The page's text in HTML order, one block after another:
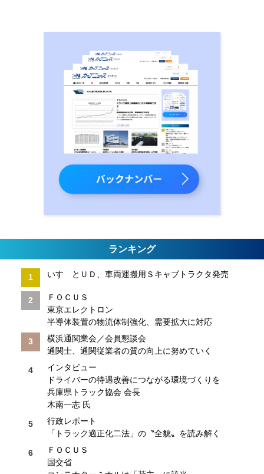
ランキング
いすゞとＵＤ、車両運搬用Ｓキャブトラクタ発売
ＦＯＣＵＳ
東京エレクトロン
半導体装置の物流体制強化、需要拡大に対応
横浜通関業会／会員懇談会
通関士、通関従業者の質の向上に努めていく
インタビュー
ドライバーの待遇改善につながる環境づくりを
兵庫県トラック協会 会長
木南一志 氏
行政レポート
「トラック適正化二法」の〝全貌〟を読み解く
ＦＯＣＵＳ
国交省